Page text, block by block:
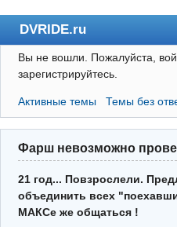
DVRIDE.ru
Форум
Пользователи
Правила
Поиск
Регистрация
Вы не вошли. Пожалуйста,
зарегистрируйтесь.
Активные темы Темы без
Фарш невозможно
21 год... Повзрослели.
объединить всех
МАКСе же общаться !